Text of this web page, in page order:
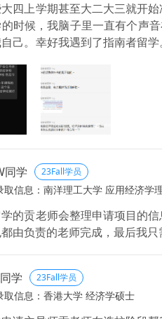
四上学期甚至大二大三就开
时候，我脑子里一直有个声
己。幸好我遇到了指南者留
况很难申请较好的学校；与他
我文书撰写、努力方向、择校
间，我的申请主导师和文书
学一无所知的我来讲，指南者
能发现我身上的闪光点，真的
同学 23Fall学员
取信息：南洋理工大学 应用经济学
的贡老师会整理申请项目的
由负责的老师完成，最后我
学 23Fall学员
取信息：香港大学 经济学硕士